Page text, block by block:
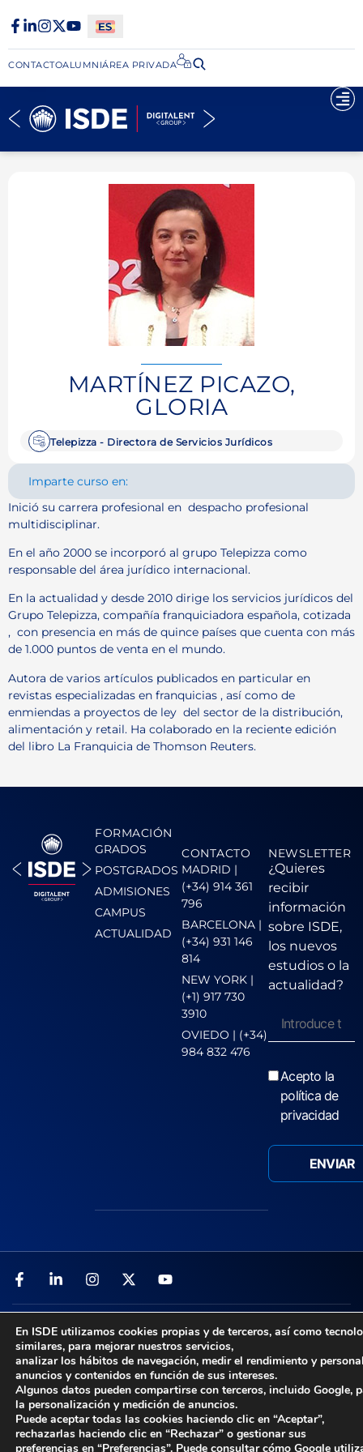
CONTACTOALUMNIÁREA PRIVADA​
MARTÍNEZ PICAZO,
GLORIA
Telepizza - Directora de Servicios Jurídicos
Imparte curso en:
Inició su carrera profesional en despacho profesional
multidisciplinar.
En el año 2000 se incorporó al grupo Telepizza como
responsable del área jurídico internacional.
En la actualidad y desde 2010 dirige los servicios jurídicos del
Grupo Telepizza, compañía franquiciadora española, cotizada
, con presencia en más de quince países que cuenta con más
de 1.000 puntos de venta en el mundo.
Autora de varios artículos publicados en particular en
revistas especializadas en franquicias , así como de
enmiendas a proyectos de ley del sector de la distribución,
alimentación y retail. Ha colaborado en la reciente edición
del libro La Franquicia de Thomson Reuters.
FORMACIÓN
GRADOS
POSTGRADOS
ADMISIONES
CAMPUS
ACTUALIDAD
CONTACTO
MADRID |
(+34) 914 361
796
BARCELONA |
(+34) 931 146
814
NEW YORK |
(+1) 917 730
3910
OVIEDO | (+34)
984 832 476
NEWSLETTER
¿Quieres
recibir
información
sobre ISDE,
los nuevos
estudios o la
actualidad?
Acepto la
política de
privacidad
Acceso TPV Aviso Legal – Política de Privacidad
Política de Cookies–Canal Ético
© 2026 ISDE. Todos los derechos reservados
En ISDE utilizamos cookies propias y de terceros, así como
similares, para mejorar nuestros servicios,
analizar los hábitos de navegación, medir el rendimiento y
anuncios y contenidos en función de sus intereses.
Algunos datos pueden compartirse con terceros, incluido Google,
la personalización y medición de anuncios.
Puede aceptar todas las cookies haciendo clic en “Aceptar”,
rechazarlas haciendo clic en “Rechazar” o gestionar sus
preferencias en “Preferencias”. Puede consultar cómo Google